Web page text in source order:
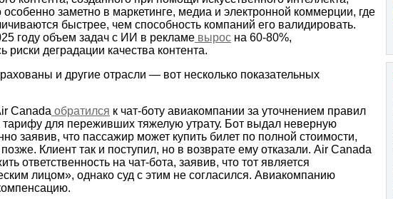
особенно заметно в маркетинге, медиа и электронной коммерции, где
быстрее, чем способность компаний его валидировать.
году объем задач с ИИ в рекламе вырос на 60-80%,
риски деградации качества контента.
и другие отрасли — вот несколько показательных
Canada обратился к чат-боту авиакомпании за уточнением правил
тарифу для переживших тяжелую утрату. Бот выдал неверную
заявив, что пассажир может купить билет по полной стоимости,
Клиент так и поступил, но в возврате ему отказали. Air Canada
ответственность на чат-бота, заявив, что тот является
лицом», однако суд с этим не согласился. Авиакомпанию